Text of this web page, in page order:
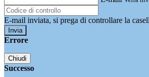
E-mail inviata, si prega di controllare la
Errore
Chiudi
Successo